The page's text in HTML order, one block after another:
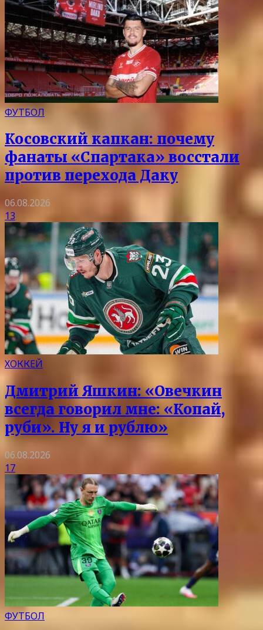
ФУТБОЛ
Косовский капкан: почему
фанаты «Спартака» восстали
против перехода Даку
06.08.2026
13
ХОККЕЙ
Дмитрий Яшкин: «Овечкин
всегда говорил мне: «Копай,
руби». Ну я и рублю»
06.08.2026
17
ФУТБОЛ